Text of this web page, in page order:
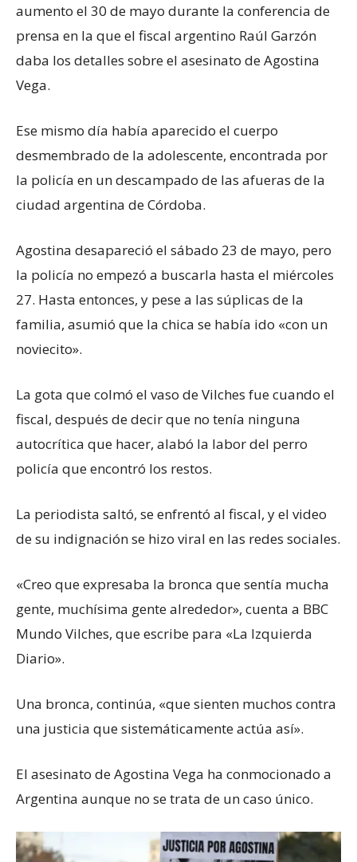
aumento el 30 de mayo durante la conferencia de
prensa en la que el fiscal argentino Raúl Garzón
daba los detalles sobre el asesinato de Agostina
Vega.
Ese mismo día había aparecido el cuerpo
desmembrado de la adolescente, encontrada por
la policía en un descampado de las afueras de la
ciudad argentina de Córdoba.
Agostina desapareció el sábado 23 de mayo, pero
la policía no empezó a buscarla hasta el miércoles
27. Hasta entonces, y pese a las súplicas de la
familia, asumió que la chica se había ido «con un
noviecito».
La gota que colmó el vaso de Vilches fue cuando el
fiscal, después de decir que no tenía ninguna
autocrítica que hacer, alabó la labor del perro
policía que encontró los restos.
La periodista saltó, se enfrentó al fiscal, y el video
de su indignación se hizo viral en las redes sociales.
«Creo que expresaba la bronca que sentía mucha
gente, muchísima gente alrededor», cuenta a BBC
Mundo Vilches, que escribe para «La Izquierda
Diario».
Una bronca, continúa, «que sienten muchos contra
una justicia que sistemáticamente actúa así».
El asesinato de Agostina Vega ha conmocionado a
Argentina aunque no se trata de un caso único.